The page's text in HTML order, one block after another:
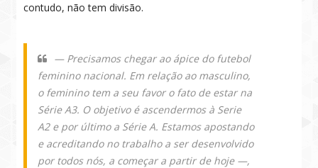
contudo, não tem divisão.
— Precisamos chegar ao ápice do futebol
feminino nacional. Em relação ao masculino,
o feminino tem a seu favor o fato de estar na
Série A3. O objetivo é ascendermos à Serie
A2 e por último a Série A. Estamos apostando
e acreditando no trabalho a ser desenvolvido
por todos nós, a começar a partir de hoje —,